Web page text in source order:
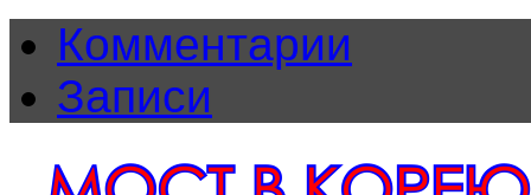
Комментарии
Записи